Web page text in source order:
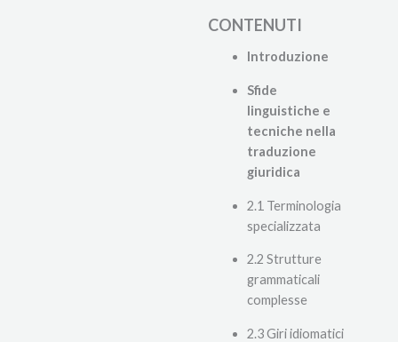
CONTENUTI
Introduzione
Sfide
linguistiche e
tecniche nella
traduzione
giuridica
2.1 Terminologia
specializzata
2.2 Strutture
grammaticali
complesse
2.3 Giri idiomatici